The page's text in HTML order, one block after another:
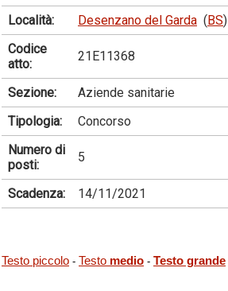
Località:
Desenzano del Garda (BS)
Codice
atto:
21E11368
Sezione:
Aziende sanitarie
Tipologia:
Concorso
Numero di
posti:
5
Scadenza: 14/11/2021
Testo piccolo - Testo medio - Testo grande